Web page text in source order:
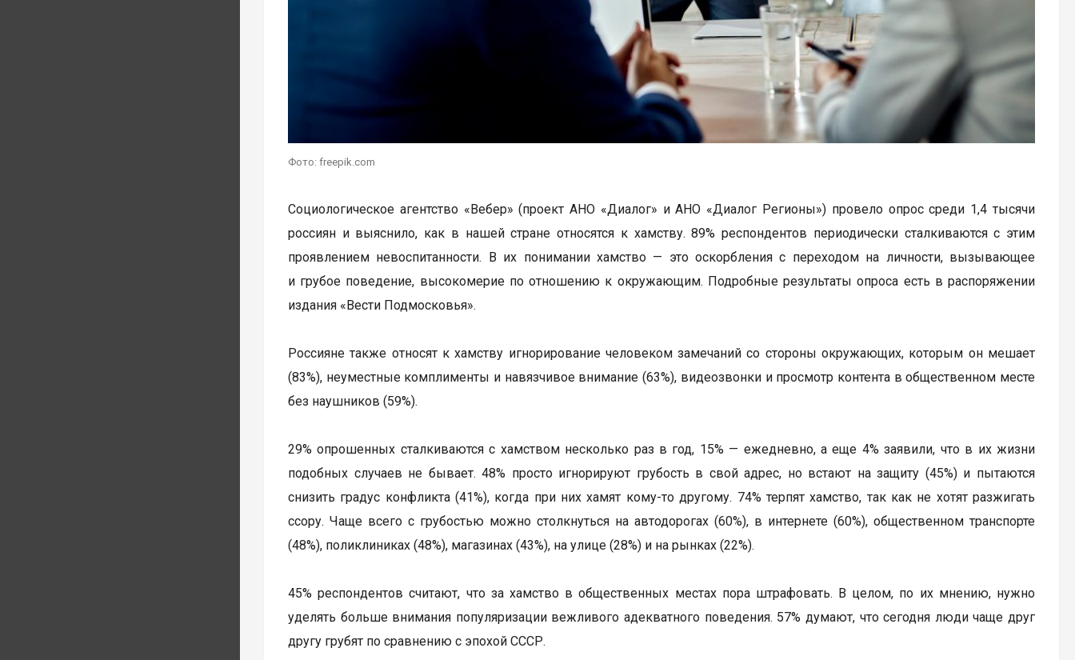
Фото: freepik.com
Социологическое агентство «Вебер» (проект АНО «Диалог» и АНО «Диалог Регионы») провело опрос среди 1,4 тысячи
россиян и выяснило, как в нашей стране относятся к хамству. 89% респондентов периодически сталкиваются с этим
проявлением невоспитанности. В их понимании хамство — это оскорбления с переходом на личности, вызывающее
и грубое поведение, высокомерие по отношению к окружающим. Подробные результаты опроса есть в распоряжении
издания «Вести Подмосковья».
Россияне также относят к хамству игнорирование человеком замечаний со стороны окружающих, которым он мешает
(83%), неуместные комплименты и навязчивое внимание (63%), видеозвонки и просмотр контента в общественном месте
без наушников (59%).
29% опрошенных сталкиваются с хамством несколько раз в год, 15% — ежедневно, а еще 4% заявили, что в их жизни
подобных случаев не бывает. 48% просто игнорируют грубость в свой адрес, но встают на защиту (45%) и пытаются
снизить градус конфликта (41%), когда при них хамят кому-то другому. 74% терпят хамство, так как не хотят разжигать
ссору. Чаще всего с грубостью можно столкнуться на автодорогах (60%), в интернете (60%), общественном транспорте
(48%), поликлиниках (48%), магазинах (43%), на улице (28%) и на рынках (22%).
45% респондентов считают, что за хамство в общественных местах пора штрафовать. В целом, по их мнению, нужно
уделять больше внимания популяризации вежливого адекватного поведения. 57% думают, что сегодня люди чаще друг
другу грубят по сравнению с эпохой СССР.